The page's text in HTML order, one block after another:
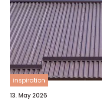
inspiration
13. May 2026